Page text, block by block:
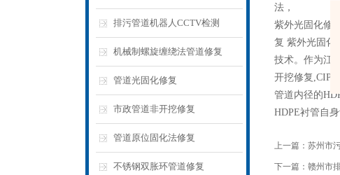
排污管道机器人CCTV检测
机械制螺旋缠绕法管道修复
管道光固化修复
市政管道非开挖修复
管道原位固化法修复
不锈钢双胀环管道修复
法，
紫外光固化修
复 紫外光固化
技术。作为江
开挖修复
管道内径的
HDPE衬管自
上一篇： 苏州市
下一篇： 赣州市